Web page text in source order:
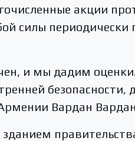
акции
силы
и мы дадим
безопасности,
Вардан